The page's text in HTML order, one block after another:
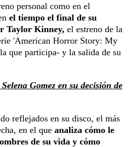
personal como en el
el tiempo el final de su
Taylor Kinney, el estreno de la
'American Horror Story: My
que participa- y la salida de su
Gomez en su decisión de
reflejados en su disco, el más
en el que analiza cómo le
de su vida y cómo